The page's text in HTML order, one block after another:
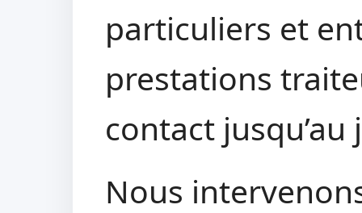
particuliers et
prestations
contact jusqu’au
Nous